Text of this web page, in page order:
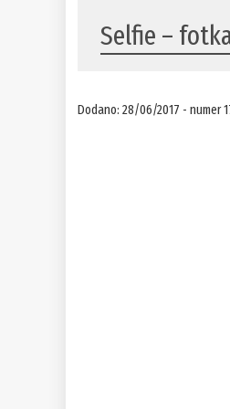
Selfie –
Dodano: 28/06/2017 - numer